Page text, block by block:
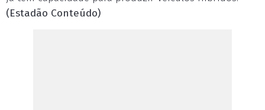
(Estadão Conteúdo)